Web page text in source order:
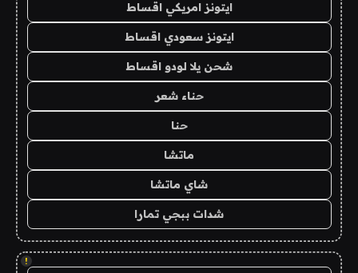
ايتونز امريكي اقساط
ايتونز سعودي اقساط
شحن يلا لودو اقساط
حناء شعر
حنا
ماتشا
شاي ماتشا
شدات ببجي تمارا
!